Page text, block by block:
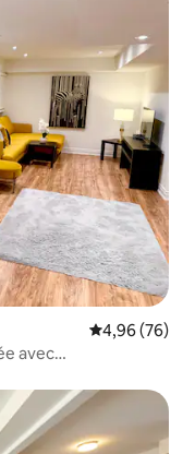
aimés
Note
4,96 (76)
avec
aimés